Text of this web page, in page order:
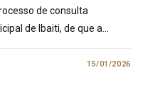
de consulta
de Ibaiti, de que a…
15/01/2026